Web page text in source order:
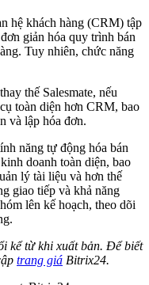
hệ khách hàng (CRM) tập
giản hóa quy trình bán
Tuy nhiên, chức năng
thế Salesmate, nếu
toàn diện hơn CRM, bao
và lập hóa đơn.
năng tự động hóa bán
doanh toàn diện, bao
lý tài liệu và hơn thế
giao tiếp và khả năng
lên kế hoạch, theo dõi
kể từ khi xuất bản. Để biết
trang giá Bitrix24.